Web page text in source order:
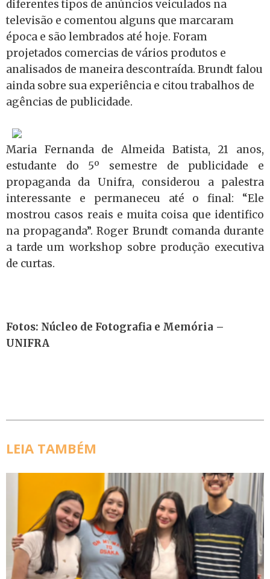
diferentes tipos de anúncios veiculados na
televisão e comentou alguns que marcaram
época e são lembrados até hoje. Foram
projetados comercias de vários produtos e
analisados de maneira descontraída. Brundt falou
ainda sobre sua experiência e citou trabalhos de
agências de publicidade.
Maria Fernanda de Almeida Batista, 21 anos,
estudante do 5º semestre de publicidade e
propaganda da Unifra, considerou a palestra
interessante e permaneceu até o final: “Ele
mostrou casos reais e muita coisa que identifico
na propaganda”. Roger Brundt comanda durante
a tarde um workshop sobre produção executiva
de curtas.
Fotos: Núcleo de Fotografia e Memória –
UNIFRA
LEIA TAMBÉM